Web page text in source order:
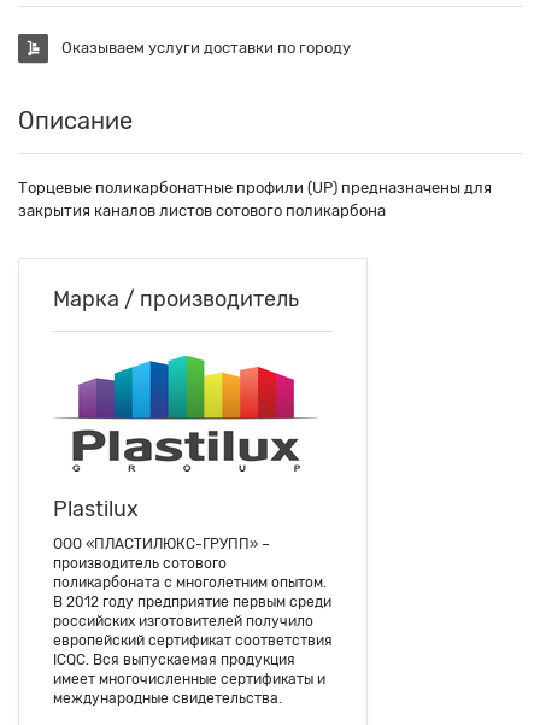
Оказываем услуги доставки по городу
Описание
Торцевые поликарбонатные профили (UP) предназначены для
закрытия каналов листов сотового поликарбона
Марка / производитель
Plastilux
ООО «ПЛАСТИЛЮКС-ГРУПП» –
производитель сотового
поликарбоната с многолетним опытом.
В 2012 году предприятие первым среди
российских изготовителей получило
европейский сертификат соответствия
ICQC. Вся выпускаемая продукция
имеет многочисленные сертификаты и
международные свидетельства.